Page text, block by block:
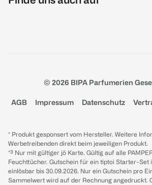
© 2026 BIPA Parfumerien
AGB Impressum Datenschutz
* Produkt gesponsert vom Hersteller. Weitere
Werbetreibenden direkt beim jeweiligen Produkt.
*³ Nur mit gültiger jö Karte. Gültig auf alle
Feuchttücher. Gutschein für ein tiptoi Starter-Set
einlösbar bis 30.09.2026. Nur ein Gutschein pro
Sammelwert wird auf der Rechnung angedruckt.